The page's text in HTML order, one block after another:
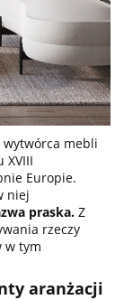
wytwórca mebli
XVIII
Europie.
niej
praska. Z
rzeczy
w tym
aranżacji